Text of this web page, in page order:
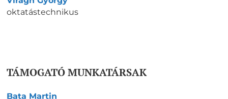
oktatástechnikus
TÁMOGATÓ MUNKATÁRSAK
Bata Martin